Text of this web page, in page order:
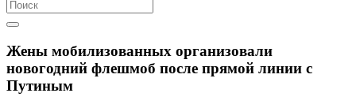
Жены мобилизованных организовали
новогодний флешмоб после прямой линии с
Путиным